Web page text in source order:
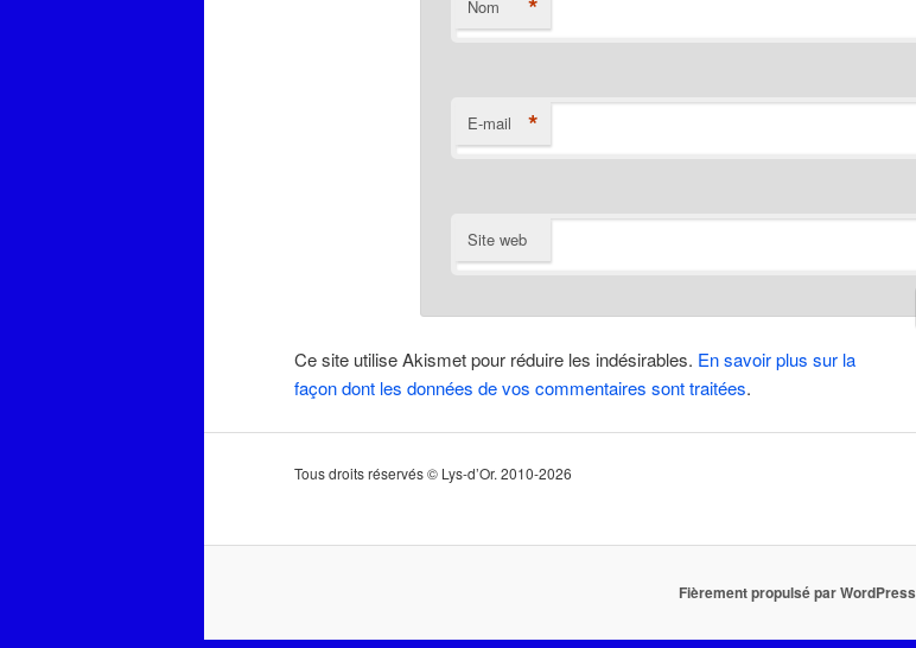
Nom
E-mail *
Site web
Ce site utilise Akismet pour réduire les indésirables. En savoir plus sur la
façon dont les données de vos commentaires sont traitées.
Tous droits réservés © Lys-d’Or. 2010-2026
Fièrement propulsé par WordPress